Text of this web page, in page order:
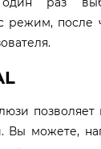
режим, после
Вы можете,